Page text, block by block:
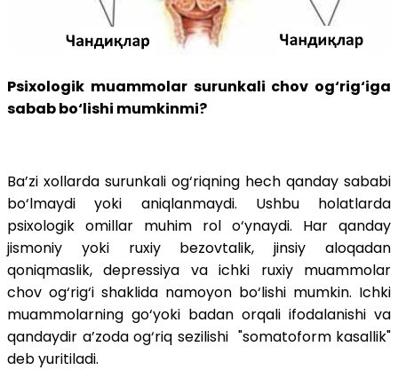
Psixologik muammolar surunkali chov og‘rig‘iga
sabab bo‘lishi mumkinmi?
Ba’zi xollarda surunkali og‘riqning hech qanday sababi
bo‘lmaydi yoki aniqlanmaydi. Ushbu holatlarda
psixologik omillar muhim rol o‘ynaydi. Har qanday
jismoniy yoki ruxiy bezovtalik, jinsiy aloqadan
qoniqmaslik, depressiya va ichki ruxiy muammolar
chov og‘rig‘i shaklida namoyon bo‘lishi mumkin. Ichki
muammolarning go‘yoki badan orqali ifodalanishi va
qandaydir a’zoda og‘riq sezilishi "somatoform kasallik"
deb yuritiladi.